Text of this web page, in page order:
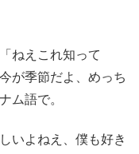
ねえこれ知って
が季節だよ、めっち
ム語で。
いよねえ、僕も好き